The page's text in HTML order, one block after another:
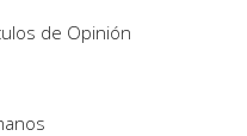
de Opinión